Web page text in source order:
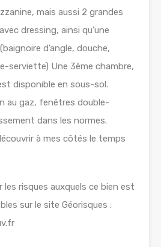
mais aussi 2 grandes
dressing, ainsi qu’une
d’angle, douche,
serviette) Une 3ème chambre,
disponible en sous-sol.
au gaz, fenêtres double-
dans les normes.
à mes côtés le temps
risques auxquels ce bien est
sur le site Géorisques :